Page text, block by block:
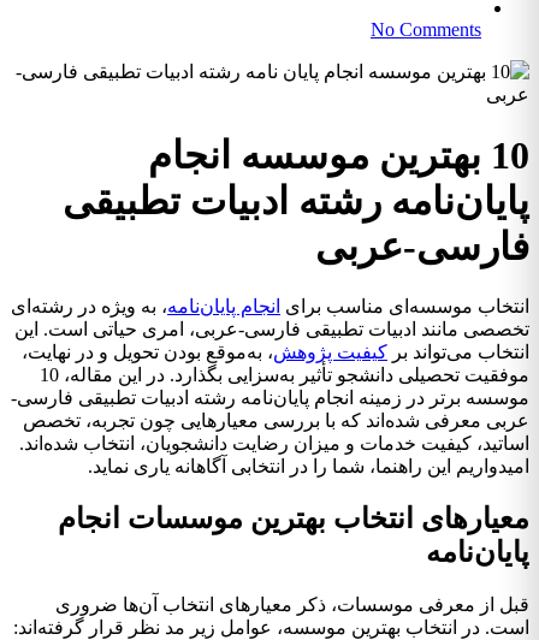
No Comments
10 بهترین موسسه انجام
رشته ادبیات تطبیقی
عربی
موسسه‌ای مناسب برای انجام پایان‌نامه، به ویژه در رشته‌ای
مانند ادبیات تطبیقی فارسی-عربی، امری حیاتی است. این
می‌تواند بر کیفیت پژوهش، به‌موقع بودن تحویل و در نهایت،
موفقیت تحصیلی دانشجو تأثیر به‌سزایی بگذارد. در این مقاله، 10
برتر در زمینه انجام پایان‌نامه رشته ادبیات تطبیقی فارسی-
معرفی شده‌اند که با بررسی معیارهایی چون تجربه، تخصص
کیفیت خدمات و میزان رضایت دانشجویان، انتخاب شده‌اند.
این راهنما، شما را در انتخابی آگاهانه یاری نماید.
انتخاب بهترین موسسات انجام
از معرفی موسسات، ذکر معیارهای انتخاب آن‌ها ضروری
در انتخاب بهترین موسسه، عوامل زیر مد نظر قرار گرفته‌اند: